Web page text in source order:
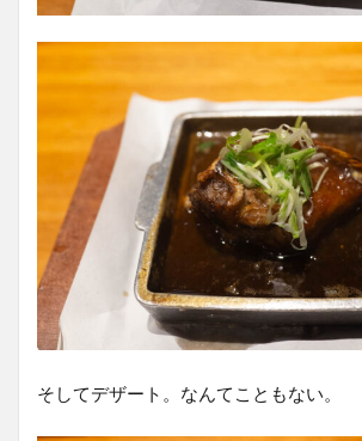
そしてデザート。なんてこともない。